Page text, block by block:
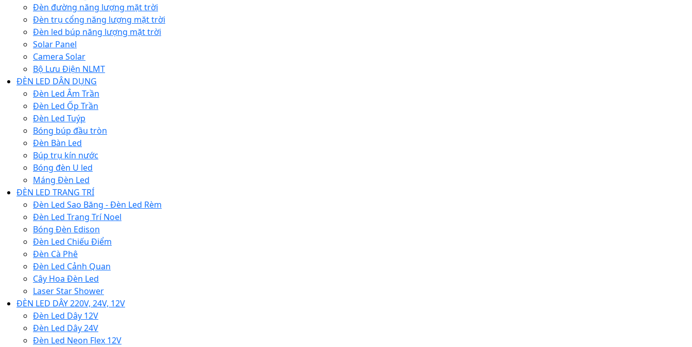
Đèn đường năng lượng mặt trời
Đèn trụ cổng năng lượng mặt trời
Đèn led búp năng lượng mặt trời
Solar Panel
Camera Solar
Bộ Lưu Điện NLMT
ĐÈN LED DÂN DỤNG
Đèn Led Âm Trần
Đèn Led Ốp Trần
Đèn Led Tuýp
Bóng búp đầu tròn
Đèn Bàn Led
Búp trụ kín nước
Bóng đèn U led
Máng Đèn Led
ĐÈN LED TRANG TRÍ
Đèn Led Sao Băng - Đèn Led Rèm
Đèn Led Trang Trí Noel
Bóng Đèn Edison
Đèn Led Chiếu Điểm
Đèn Cà Phê
Đèn Led Cảnh Quan
Cây Hoa Đèn Led
Laser Star Shower
ĐÈN LED DÂY 220V, 24V, 12V
Đèn Led Dây 12V
Đèn Led Dây 24V
Đèn Led Neon Flex 12V